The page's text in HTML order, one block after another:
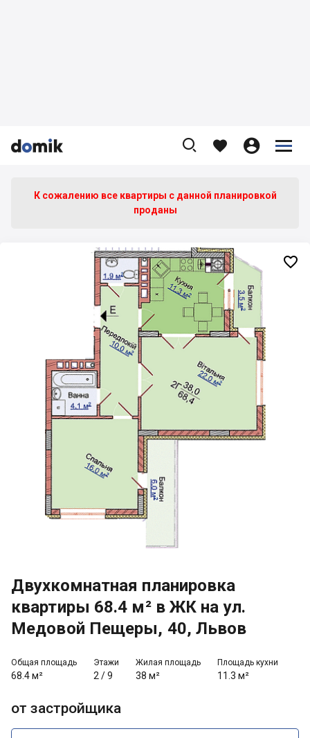


    


К сожалению все квартиры c данной планировкой
проданы
Двухкомнатная планировка
квартиры 68.4 м² в ЖК на ул.
Медовой Пещеры, 40, Львов
Общая площадь
68.4 м²
Этажи
2 /9
Жилая площадь
38 м²
Площадь кухни
11.3 м²
от застройщика
